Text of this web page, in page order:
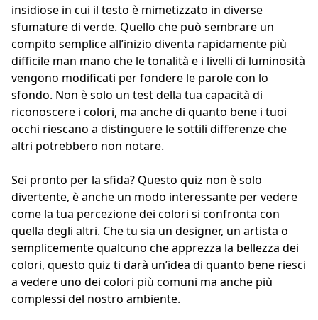
insidiose in cui il testo è mimetizzato in diverse
sfumature di verde. Quello che può sembrare un
compito semplice all’inizio diventa rapidamente più
difficile man mano che le tonalità e i livelli di luminosità
vengono modificati per fondere le parole con lo
sfondo. Non è solo un test della tua capacità di
riconoscere i colori, ma anche di quanto bene i tuoi
occhi riescano a distinguere le sottili differenze che
altri potrebbero non notare.
Sei pronto per la sfida? Questo quiz non è solo
divertente, è anche un modo interessante per vedere
come la tua percezione dei colori si confronta con
quella degli altri. Che tu sia un designer, un artista o
semplicemente qualcuno che apprezza la bellezza dei
colori, questo quiz ti darà un’idea di quanto bene riesci
a vedere uno dei colori più comuni ma anche più
complessi del nostro ambiente.